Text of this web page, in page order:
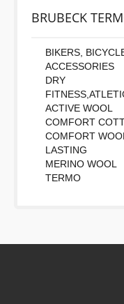
Vispirms:
no 0 (slikti) līdz 5
Novērtējums:
Uzrakstītu simbolu
BRUBECK
BIKERS,
ACCESSORIES
DRY
ACTIVE WOOL
COMFORT
COMFORT WOOL
LASTING
MERINO WOOL
TERMO